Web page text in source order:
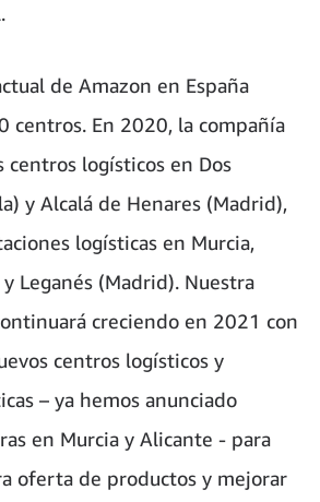
de Amazon en España
centros. En 2020, la compañía
centros logísticos en Dos
y Alcalá de Henares (Madrid),
logísticas en Murcia,
Leganés (Madrid). Nuestra
creciendo en 2021 con
centros logísticos y
– ya hemos anunciado
en Murcia y Alicante - para
oferta de productos y mejorar